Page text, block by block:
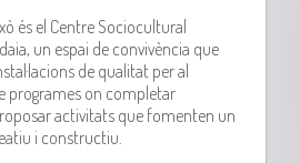
és el Centre Sociocultural
un espai de convivència que
de qualitat per al
programes on completar
activitats que fomenten un
i constructiu.